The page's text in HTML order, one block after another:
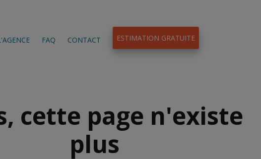
FAQ CONTACT ESTIMATION GRATUITE
cette page n'existe
plus